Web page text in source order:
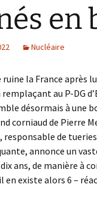
en
Nucléaire
ruine la France après
au P-DG
désormais à une
corniaud de Pierre
responsable de
annonce un
dix ans, de manière à
en existe alors 6 –